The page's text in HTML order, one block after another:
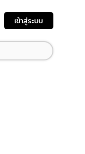
เข้าสู่ระบบ